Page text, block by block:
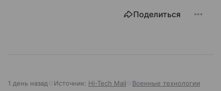
Поделиться
1 день назад Источник: Hi-Tech Mail Военные технологии